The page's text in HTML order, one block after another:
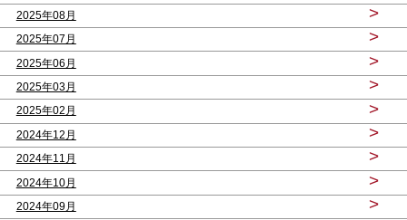
2025年08月 >
2025年07月 >
2025年06月 >
2025年03月 >
2025年02月 >
2024年12月 >
2024年11月 >
2024年10月 >
2024年09月 >